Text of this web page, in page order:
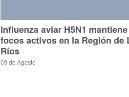
Influenza aviar H5N1
focos activos en la Región de
Ríos
09 de Agosto